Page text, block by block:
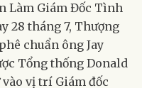
Trừng Phạt Nga Và
Thượng Viện Phê
Làm Giám Đốc Tình
28 tháng 7, Thượng